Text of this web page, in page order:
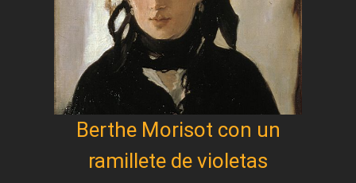
Berthe Morisot con un
ramillete de violetas